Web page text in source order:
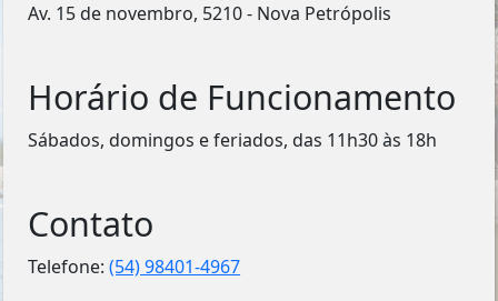
Av. 15 de novembro, 5210 - Nova Petrópolis
Horário de Funcionamento
Sábados, domingos e feriados, das 11h30 às 18h
Contato
Telefone:(54) 98401-4967